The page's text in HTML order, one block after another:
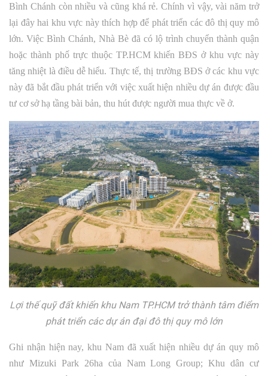
Bình Chánh còn nhiều và cũng khá rẻ. Chính vì vậy, vài năm trở
lại đây hai khu vực này thích hợp để phát triển các đô thị quy mô
lớn. Việc Bình Chánh, Nhà Bè đã có lộ trình chuyển thành quận
hoặc thành phố trực thuộc TP.HCM khiến BĐS ở khu vực này
tăng nhiệt là điều dễ hiểu. Thực tế, thị trường BĐS ở các khu vực
này đã bắt đầu phát triển với việc xuất hiện nhiều dự án được đầu
tư cơ sở hạ tầng bài bản, thu hút được người mua thực về ở.
Lợi thế quỹ đất khiến khu Nam TP.HCM trở thành tâm điểm
phát triển các dự án đại đô thị quy mô lớn
Ghi nhận hiện nay, khu Nam đã xuất hiện nhiều dự án quy mô
như Mizuki Park 26ha của Nam Long Group; Khu dân cư